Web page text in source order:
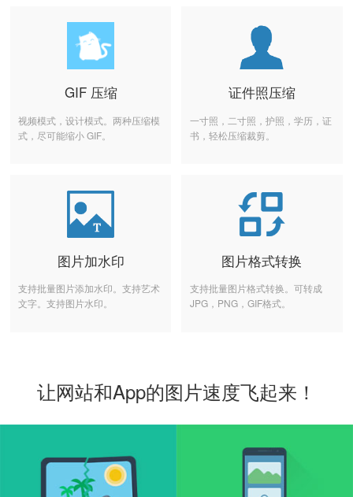
GIF 压缩
视频模式，设计模式。两种压缩模
式，尽可能缩小 GIF。
证件照压缩
一寸照，二寸照，护照，学历，证
书，轻松压缩裁剪。
图片加水印
支持批量图片添加水印。支持艺术
文字。支持图片水印。
图片格式转换
支持批量图片格式转换。可转成
JPG，PNG，GIF格式。
让网站和App的图片速度飞起来！